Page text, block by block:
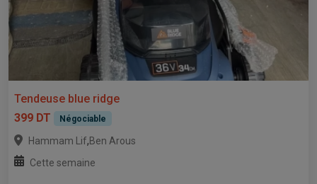
Tendeuse blue ridge
399 DT
Négociable
Hammam Lif,Ben Arous
Cette semaine